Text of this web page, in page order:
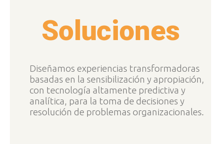
Soluciones
Diseñamos experiencias transformadoras
basadas en la sensibilización y apropiación,
con tecnología altamente predictiva y
analítica, para la toma de decisiones y
resolución de problemas organizacionales.